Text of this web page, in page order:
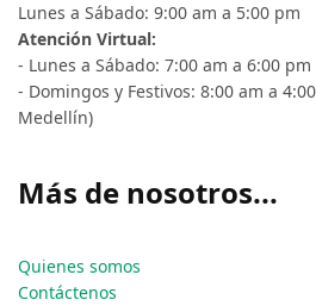
Lunes a Sábado: 9:00 am a 5:00 pm
Atención Virtual:
- Lunes a Sábado: 7:00 am a 6:00 pm
- Domingos y Festivos: 8:00 am a
Medellín)
Más de nosotros...
Quienes somos
Contáctenos